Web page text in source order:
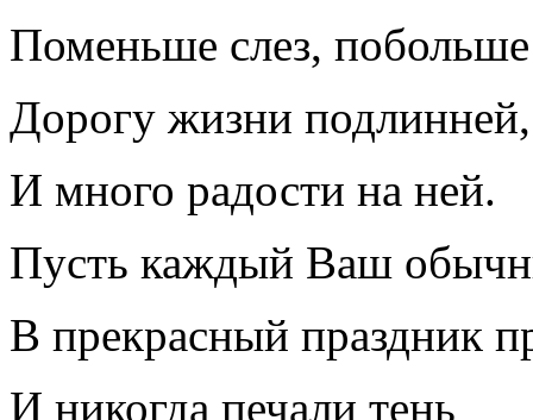
Поменьше слез,
Дорогу жизни подлинней,
И много радости на ней.
Пусть каждый Ваш
В прекрасный праздник
И никогда печали тень